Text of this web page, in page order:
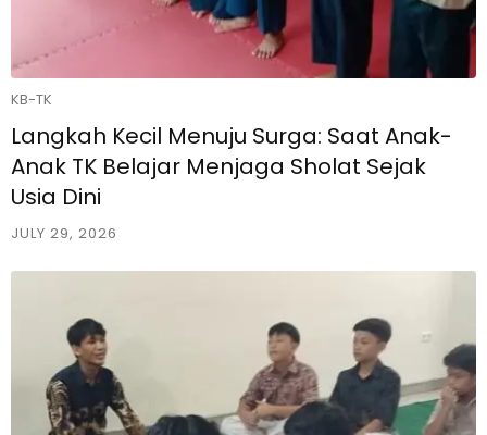
KB-TK
Langkah Kecil Menuju Surga: Saat Anak-
Anak TK Belajar Menjaga Sholat Sejak
Usia Dini
JULY 29, 2026